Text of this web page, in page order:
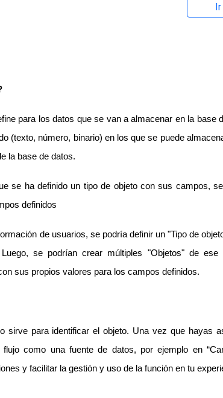
para los datos que se van a almacenar en la base
(texto, número, binario) en los que se puede
la base de datos.
se ha definido un tipo de objeto con sus campos,
definidos
de usuarios, se podría definir un "Tipo de
se podrían crear múltiples "Objetos" de
sus propios valores para los campos definidos.
sirve para identificar el objeto. Una vez que hayas
como una fuente de datos, por ejemplo en
y facilitar la gestión y uso de la función en tu